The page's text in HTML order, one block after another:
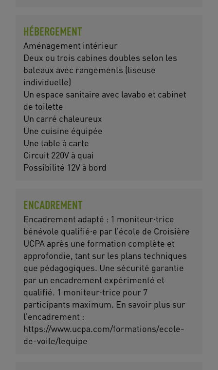
HÉBERGEMENT
Aménagement intérieur
Deux ou trois cabines doubles selon les
bateaux avec rangements (liseuse
individuelle)
Un espace sanitaire avec lavabo et cabinet
de toilette
Un carré chaleureux
Une cuisine équipée
Une table à carte
Circuit 220V à quai
Possibilité 12V à bord
ENCADREMENT
Encadrement adapté : 1 moniteur⸱trice
bénévole qualifié⸱e par l’école de Croisière
UCPA après une formation complète et
approfondie, tant sur les plans techniques
que pédagogiques. Une sécurité garantie
par un encadrement expérimenté et
qualifié. 1 moniteur⸱trice pour 7
participants maximum. En savoir plus sur
l’encadrement :
https://www.ucpa.com/formations/ecole-
de-voile/lequipe